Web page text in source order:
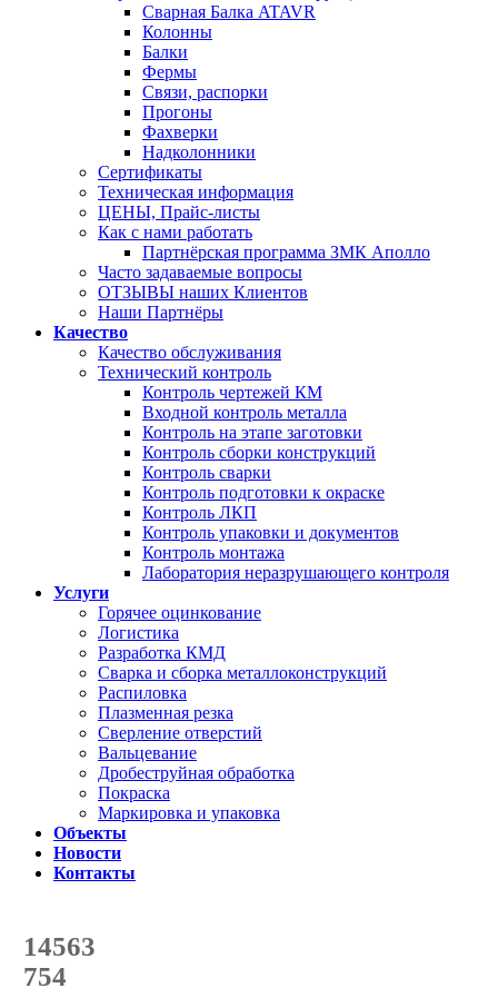
Сварная Балка ATAVR
Колонны
Балки
Фермы
Связи, распорки
Прогоны
Фахверки
Надколонники
Сертификаты
Техническая информация
ЦЕНЫ, Прайс-листы
Как с нами работать
Партнёрская программа ЗМК Аполло
Часто задаваемые вопросы
ОТЗЫВЫ наших Клиентов
Наши Партнёры
Качество
Качество обслуживания
Технический контроль
Контроль чертежей КМ
Входной контроль металла
Контроль на этапе заготовки
Контроль сборки конструкций
Контроль сварки
Контроль подготовки к окраске
Контроль ЛКП
Контроль упаковки и документов
Контроль монтажа
Лаборатория неразрушающего контроля
Услуги
Горячее оцинкование
Логистика
Разработка КМД
Сварка и сборка металлоконструкций
Распиловка
Плазменная резка
Сверление отверстий
Вальцевание
Дробеструйная обработка
Покраска
Маркировка и упаковка
Объекты
Новости
Контакты
14563
с начала года
754
с начала месяца